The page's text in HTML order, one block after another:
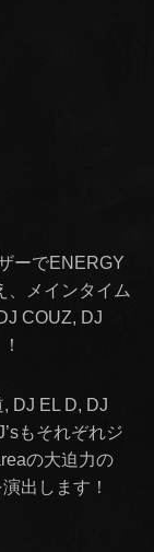
ーでENERGY
、メインタイム
COUZ, DJ
DJ EL D, DJ
もそれぞれジ
の大迫力の
出します！